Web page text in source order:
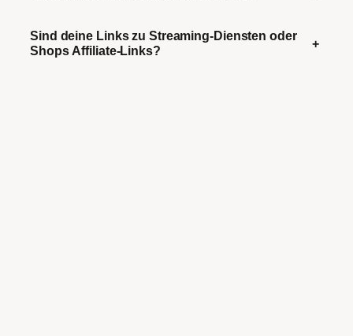
Sind deine Links zu Streaming-Diensten oder
Shops Affiliate-Links?
+